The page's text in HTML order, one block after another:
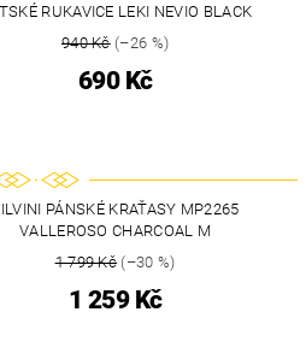
RUKAVICE LEKI NEVIO BLACK
940 Kč(–26 %)
690 Kč
PÁNSKÉ KRAŤASY MP2265
VALLEROSO CHARCOAL M
1 799 Kč(–30 %)
1 259 Kč